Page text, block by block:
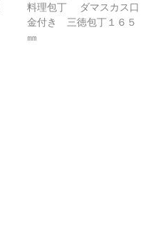
料理包丁 ダマスカス口
金付き 三徳包丁１６５
㎜